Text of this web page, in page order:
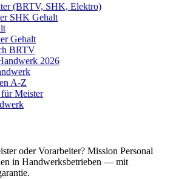
(BRTV, SHK, Elektro)
SHK Gehalt
Gehalt
BRTV
2026
A-Z
Meister
oder Vorarbeiter? Mission Personal
in Handwerksbetrieben — mit